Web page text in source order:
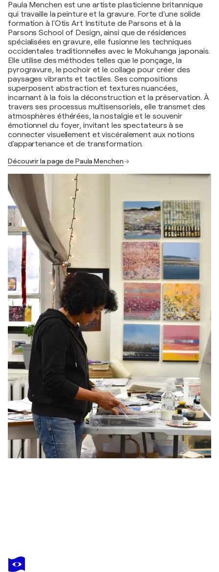
Paula Menchen est une artiste plasticienne britannique
qui travaille la peinture et la gravure. Forte d'une solide
formation à l'Otis Art Institute de Parsons et à la
Parsons School of Design, ainsi que de résidences
spécialisées en gravure, elle fusionne les techniques
occidentales traditionnelles avec le Mokuhanga japonais.
Elle utilise des méthodes telles que le ponçage, la
pyrogravure, le pochoir et le collage pour créer des
paysages vibrants et tactiles. Ses compositions
superposent abstraction et textures nuancées,
incarnant à la fois la déconstruction et la préservation. À
travers ses processus multisensoriels, elle transmet des
atmosphères éthérées, la nostalgie et le souvenir
émotionnel du foyer, invitant les spectateurs à se
connecter visuellement et viscéralement aux notions
d'appartenance et de transformation.
Découvrir la page de Paula Menchen
PAULA MENCHEN
Tracing Circles- Profile